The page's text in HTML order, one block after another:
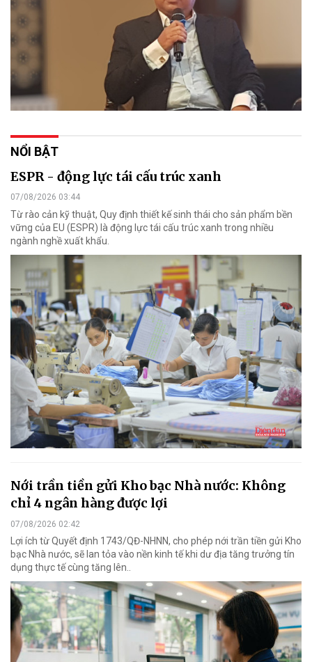
NỔI BẬT
ESPR - động lực tái cấu trúc xanh
07/08/2026 03:44
Từ rào cản kỹ thuật, Quy định thiết kế sinh thái cho sản phẩm bền
vững của EU (ESPR) là động lực tái cấu trúc xanh trong nhiều
ngành nghề xuất khẩu.
Nới trần tiền gửi Kho bạc Nhà nước: Không
chỉ 4 ngân hàng được lợi
07/08/2026 02:42
Lợi ích từ Quyết định 1743/QĐ-NHNN, cho phép nới trần tiền gửi Kho
bạc Nhà nước, sẽ lan tỏa vào nền kinh tế khi dư địa tăng trưởng tín
dụng thực tế cùng tăng lên..